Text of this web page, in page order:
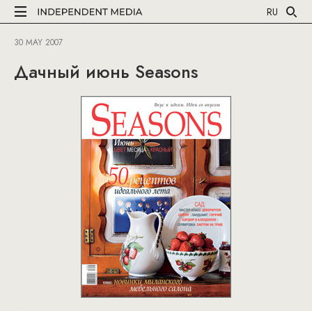
RU
30 MAY 2007
Дачный июнь Seasons